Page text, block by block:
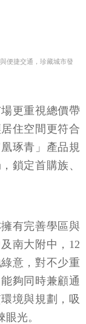
便捷交通，珍藏城市發
更重視總價帶
住空間更符合
琢青」產品規
鎖定首購族、
有完善學區與
南大附中，12
意，對不少重
夠同時兼顧通
境與規劃，吸
光。